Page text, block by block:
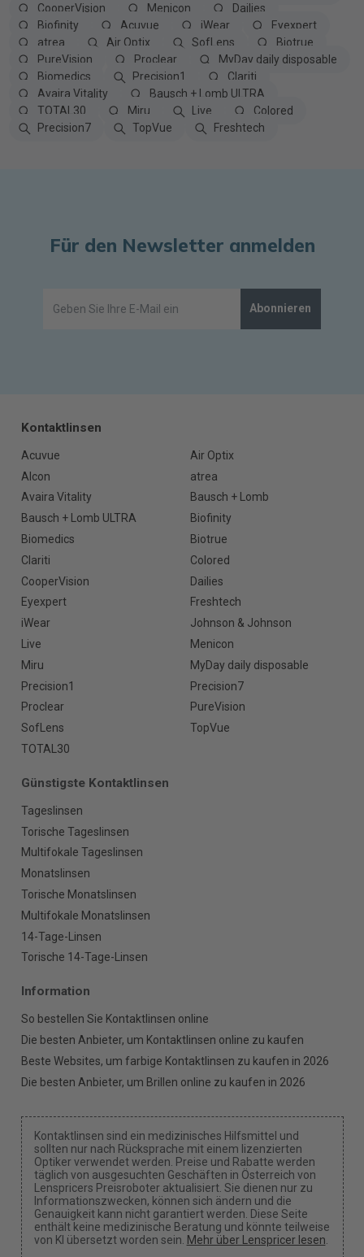
CooperVision
Menicon
Dailies
Biofinity
Acuvue iWear
Eyexpert
atrea
Air Optix SofLens
Biotrue
PureVision
Proclear
MyDay daily disposable
Biomedics
Precision1
Clariti
Avaira Vitality
Bausch + Lomb ULTRA
TOTAL30
Miru Live
Colored
Precision7
TopVue Freshtech
Für den Newsletter anmelden
Abonnieren
Kontaktlinsen
Acuvue
Air Optix
Alcon
atrea
Avaira Vitality
Bausch + Lomb
Bausch + Lomb ULTRA
Biofinity
Biomedics
Biotrue
Clariti
Colored
CooperVision
Dailies
Eyexpert
Freshtech
iWear
Johnson & Johnson
Live
Menicon
Miru
MyDay daily disposable
Precision1
Precision7
Proclear
PureVision
SofLens
TopVue
TOTAL30
Günstigste Kontaktlinsen
Tageslinsen
Torische Tageslinsen
Multifokale Tageslinsen
Monatslinsen
Torische Monatslinsen
Multifokale Monatslinsen
14-Tage-Linsen
Torische 14-Tage-Linsen
Information
So bestellen Sie Kontaktlinsen online
Die besten Anbieter, um Kontaktlinsen online zu kaufen
Beste Websites, um farbige Kontaktlinsen zu kaufen in 2026
Die besten Anbieter, um Brillen online zu kaufen in 2026
Kontaktlinsen sind ein medizinisches Hilfsmittel und
sollten nur nach Rücksprache mit einem lizenzierten
Optiker verwendet werden. Preise und Rabatte werden
täglich von ausgesuchten Geschäften in Österreich von
Lenspricers Preisroboter aktualisiert. Sie dienen nur zu
Informationszwecken, können sich ändern und die
Genauigkeit kann nicht garantiert werden. Diese Seite
enthält keine medizinische Beratung und könnte teilweise
von KI übersetzt worden sein. Mehr über Lenspricer lesen.